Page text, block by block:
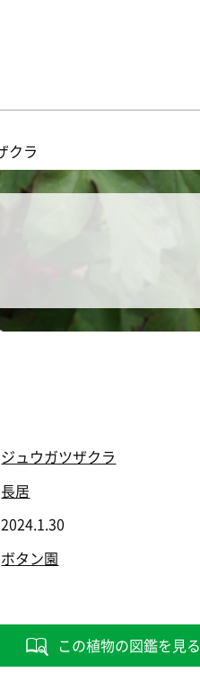
クラ
ジュウガツザクラ
長居
2024.1.30
ボタン園
この植物の図鑑を見る